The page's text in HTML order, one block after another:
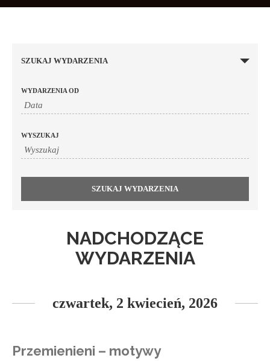
SZUKAJ WYDARZENIA
WYDARZENIA OD
WYSZUKAJ
NADCHODZĄCE
WYDARZENIA
czwartek, 2 kwiecień, 2026
Przemienieni – motywy